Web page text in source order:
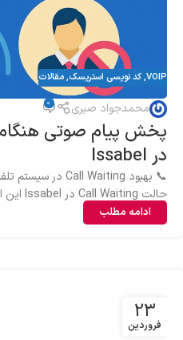
VOIP
,کد نویسی استریسک,مقالات
محمدجواد صبری 0
پخش پیام صوتی
در Issabel
حالت Call Waiting در Issabel این است که...
ادامه مطلب
23
فروردین